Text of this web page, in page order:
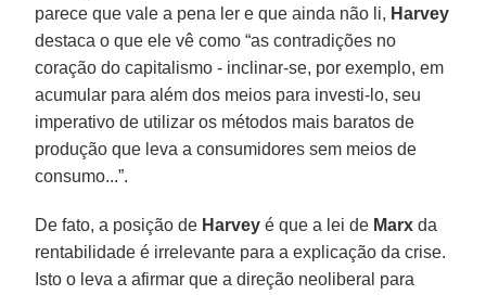
parece que vale a pena ler e que ainda não li, Harvey
destaca o que ele vê como “as contradições no
coração do capitalismo - inclinar-se, por exemplo, em
acumular para além dos meios para investi-lo, seu
imperativo de utilizar os métodos mais baratos de
produção que leva a consumidores sem meios de
consumo...”.
De fato, a posição de Harvey é que a lei de Marx da
rentabilidade é irrelevante para a explicação da crise.
Isto o leva a afirmar que a direção neoliberal para